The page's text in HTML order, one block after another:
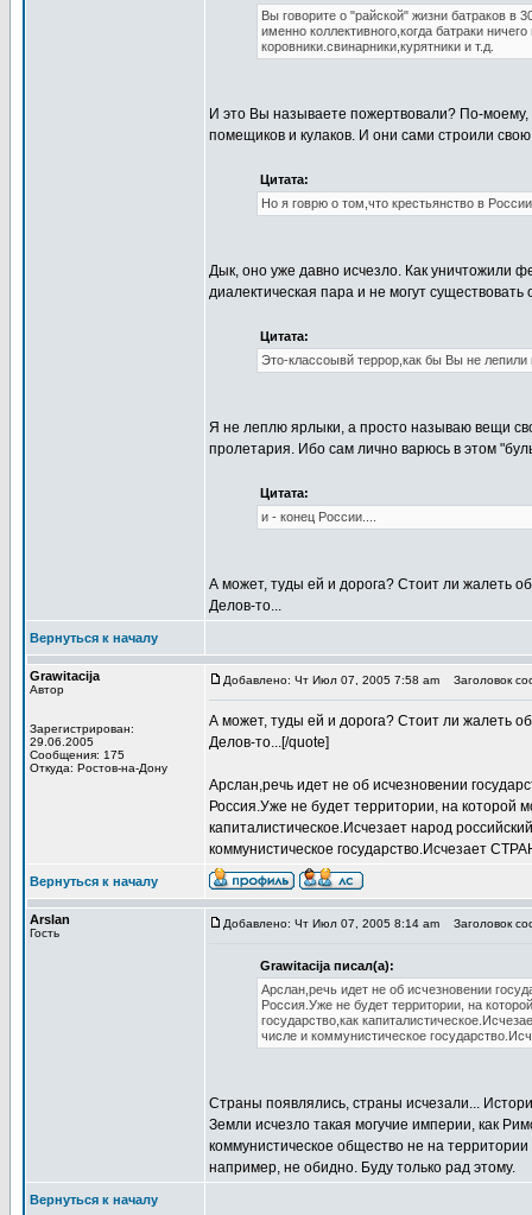
Вы говорите о "райской" жизни батраков в
именно коллективного,когда батраки
коровники.свинарники,курятники и т.д.
И это Вы называете пожертвовали? По-моему,
помещиков и кулаков. И они сами строили
Цитата:
Но я говрю о том,что крестьянство в
Дык, оно уже давно исчезло. Как уничтожили
диалектическая пара и не могут существовать
Цитата:
Это-классоывй террор,как бы Вы не лепили
Я не леплю ярлыки, а просто называю вещи
пролетария. Ибо сам лично варюсь в этом
Цитата:
и - конец России....
А может, туды ей и дорога? Стоит ли жалеть
Делов-то...
Вернуться к началу
Grawitacija
Автор
Зарегистрирован:
29.06.2005
Сообщения: 175
Откуда: Ростов-на-Дону
Добавлено: Чт Июл 07, 2005 7:58 am Заголовок
А может, туды ей и дорога? Стоит ли жалеть
Делов-то...[/quote]
Арслан,речь идет не об исчезновении
Россия.Уже не будет территории, на которой
капиталистическое.Исчезает народ
коммунистическое государство.Исчезает
Вернуться к началу
Arslan
Гость
Добавлено: Чт Июл 07, 2005 8:14 am Заголовок
Grawitacija писал(а):
Арслан,речь идет не об исчезновении
Россия.Уже не будет территории, на
государство,как
числе и коммунистическое
Страны появлялись, страны исчезали...
Земли исчезло такая могучие империи, как
коммунистическое общество не на
например, не обидно. Буду только рад этому.
Вернуться к началу